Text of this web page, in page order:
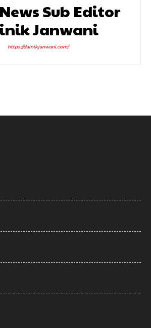
Sub Editor
Janwani
https://dainikjanwani.com/